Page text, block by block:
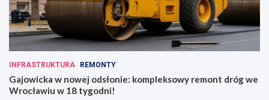
INFRASTRUKTURA REMONTY
Gajowicka w nowej odsłonie: kompleksowy remont dróg we
Wrocławiu w 18 tygodni!